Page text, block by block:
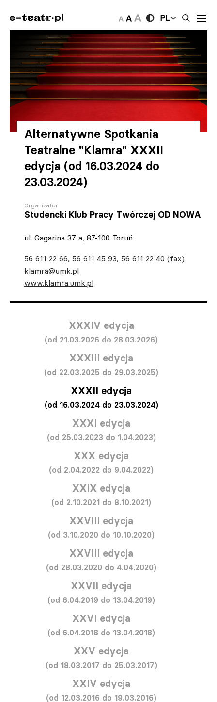
PL
Alternatywne Spotkania
Teatralne "Klamra" XXXII
edycja (od 16.03.2024 do
23.03.2024)
Organizator
Studencki Klub Pracy Twórczej OD NOWA
ul. Gagarina 37 a, 87-100 Toruń
56 611 22 66, 56 611 45 93, 56 611 22 40 (fax)
klamra@umk.pl
www.klamra.umk.pl
XXXIV edycja
(od 21.03.2026 do 28.03.2026)
XXXIII edycja
(od 22.03.2025 do 29.03.2025)
XXXII edycja
(od 16.03.2024 do 23.03.2024)
XXXI edycja
(od 25.03.2023 do 1.04.2023)
XXX edycja
(od 2.04.2022 do 9.04.2022)
XXIX edycja
(od 2.10.2021 do 8.10.2021)
XXVIII edycja
(od 3.10.2020 do 10.10.2020)
XXVIII edycja
(od 28.03.2020 do 4.04.2020)
XXVII edycja
(od 6.04.2019 do 13.04.2019)
XXVI edycja
(od 6.04.2018 do 13.04.2018)
XXV edycja
(od 18.03.2017 do 25.03.2017)
XXIV edycja
(od 12.03.2016 do 19.03.2016)